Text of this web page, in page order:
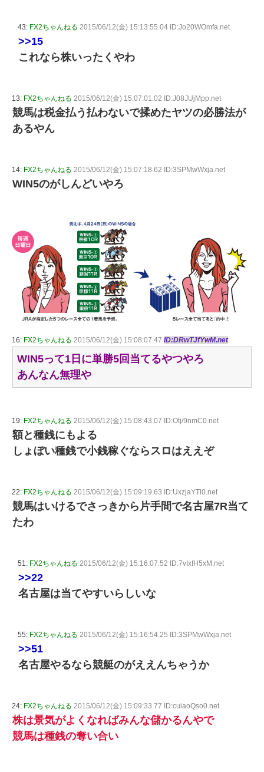
43: FX2ちゃんねる 2015/06/12(金) 15:13:55.04 ID:Jo20WOmfa.net
>>15
これなら株いったくやわ
13: FX2ちゃんねる 2015/06/12(金) 15:07:01.02 ID:J08JUjMpp.net
競馬は税金払う払わないで揉めたヤツの必勝法が
あるやん
14: FX2ちゃんねる 2015/06/12(金) 15:07:18.62 ID:3SPMwWxja.net
WIN5のがしんどいやろ
16: FX2ちゃんねる 2015/06/12(金) 15:08:07.47 ID:DRwTJfYwM.net
WIN5って1日に単勝5回当てるやつやろ
あんなん無理や
19: FX2ちゃんねる 2015/06/12(金) 15:08:43.07 ID:Otj/9nmC0.net
額と種銭にもよる
しょぼい種銭で小銭稼ぐならスロはええぞ
22: FX2ちゃんねる 2015/06/12(金) 15:09:19.63 ID:UxzjaYTl0.net
競馬はいけるでさっきから片手間で名古屋7R当て
たわ
51: FX2ちゃんねる 2015/06/12(金) 15:16:07.52 ID:7vIxfH5xM.net
>>22
名古屋は当てやすいらしいな
55: FX2ちゃんねる 2015/06/12(金) 15:16:54.25 ID:3SPMwWxja.net
>>51
名古屋やるなら競艇のがええんちゃうか
24: FX2ちゃんねる 2015/06/12(金) 15:09:33.77 ID:cuiaoQso0.net
株は景気がよくなればみんな儲かるんやで
競馬は種銭の奪い合い